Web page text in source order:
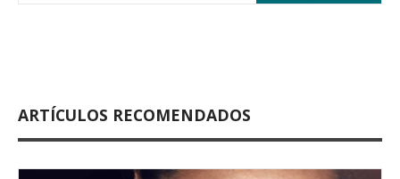
ARTÍCULOS RECOMENDADOS